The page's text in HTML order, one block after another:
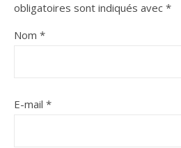
obligatoires sont indiqués avec *
Nom *
E-mail *